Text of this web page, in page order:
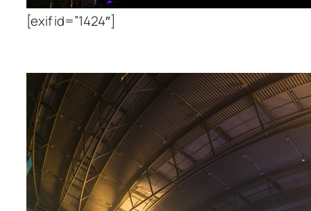
[exif id=”1424″]